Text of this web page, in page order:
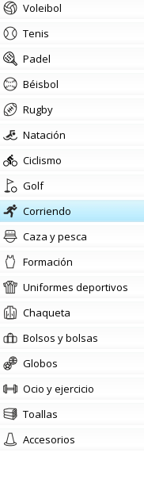
voleibol
tenis
padel
béisbol
rugby
natación
ciclismo
golf
corriendo
Caza y pesca
formación
uniformes deportivos
chaqueta
bolsos y bolsas
globos
Ocio y ejercicio
toallas
accesorios